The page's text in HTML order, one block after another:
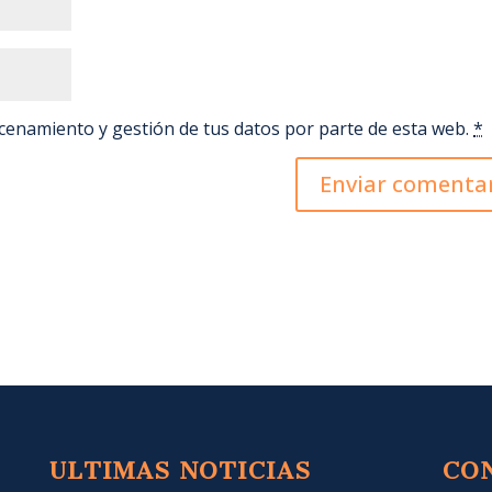
y gestión de tus datos por parte de esta web.*
ULTIMAS NOTICIAS